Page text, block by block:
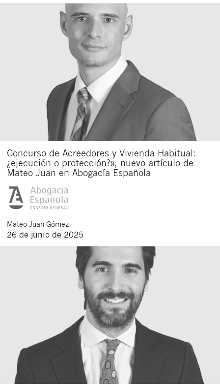
Concurso de Acreedores y Vivienda Habitual:
¿ejecución o protección?», nuevo artículo de
Mateo Juan en Abogacía Española
Mateo Juan Gómez
26 de junio de 2025